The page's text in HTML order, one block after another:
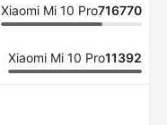
Xiaomi Mi 10 Pro716770
Xiaomi Mi 10 Pro11392